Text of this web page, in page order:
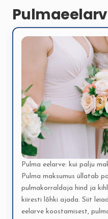
Pulma eelarve: kui palju
Pulma maksumus üllatab
pulmakorraldaja hind ja
kiiresti lõhki ajada. Siit
eelarve koostamisest,